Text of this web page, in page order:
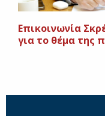
Επικοινωνία
για το θέμα της